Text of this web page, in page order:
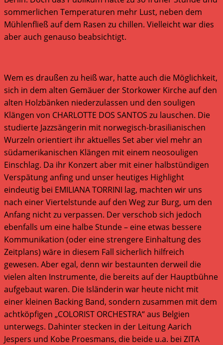
sommerlichen Temperaturen mehr Lust, neben dem
Mühlenfließ auf dem Rasen zu chillen. Vielleicht war dies
aber auch genauso beabsichtigt.
Wem es draußen zu heiß war, hatte auch die Möglichkeit,
sich in dem alten Gemäuer der Storkower Kirche auf den
alten Holzbänken niederzulassen und den souligen
Klängen von CHARLOTTE DOS SANTOS zu lauschen. Die
studierte Jazzsängerin mit norwegisch-brasilianischen
Wurzeln orientiert ihr aktuelles Set aber viel mehr an
südamerikanischen Klängen mit einem neosouligen
Einschlag. Da ihr Konzert aber mit einer halbstündigen
Verspätung anfing und unser heutiges Highlight
eindeutig bei EMILIANA TORRINI lag, machten wir uns
nach einer Viertelstunde auf den Weg zur Burg, um den
Anfang nicht zu verpassen. Der verschob sich jedoch
ebenfalls um eine halbe Stunde – eine etwas bessere
Kommunikation (oder eine strengere Einhaltung des
Zeitplans) wäre in diesem Fall sicherlich hilfreich
gewesen. Aber egal, denn wir bestaunten derweil die
vielen alten Instrumente, die bereits auf der Hauptbühne
aufgebaut waren. Die Isländerin war heute nicht mit
einer kleinen Backing Band, sondern zusammen mit dem
achtköpfigen „COLORIST ORCHESTRA“ aus Belgien
unterwegs. Dahinter stecken in der Leitung Aarich
Jespers und Kobe Proesmans, die beide u.a. bei ZITA